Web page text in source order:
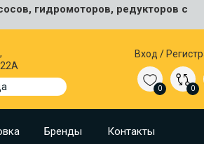
гидромоторов, редукторов с
Вход /
0 0
Бренды Контакты